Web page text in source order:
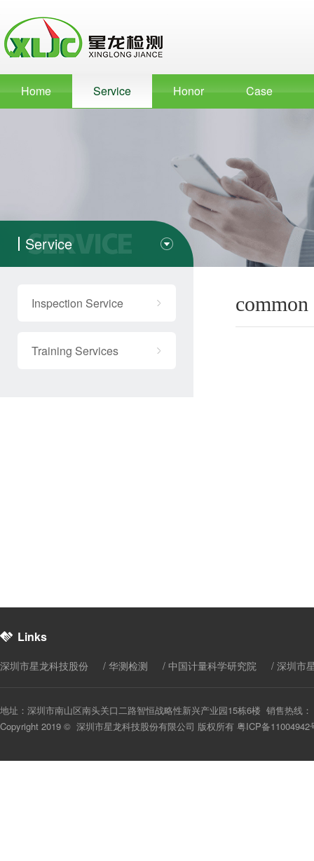
Home Service Honor Case
Service
Inspection Service
Training Services
Links
深圳市星龙科技股份 华测检测 中国计量科学研究院 深圳市
地址：深圳市南山区南头关口二路智恒战略性新兴产业园15栋6楼 销售热线
Copyright 2019 © 深圳市星龙科技股份有限公司 版权所有 粤ICP备11004942